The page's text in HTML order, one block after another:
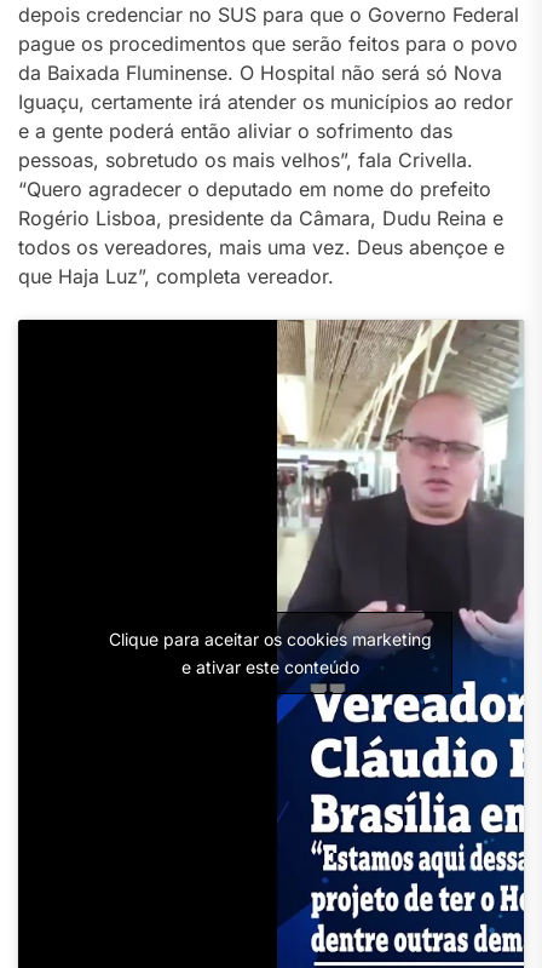
depois credenciar no SUS para que o Governo Federal
pague os procedimentos que serão feitos para o povo
da Baixada Fluminense. O Hospital não será só Nova
Iguaçu, certamente irá atender os municípios ao redor
e a gente poderá então aliviar o sofrimento das
pessoas, sobretudo os mais velhos”, fala Crivella.
“Quero agradecer o deputado em nome do prefeito
Rogério Lisboa, presidente da Câmara, Dudu Reina e
todos os vereadores, mais uma vez. Deus abençoe e
que Haja Luz”, completa vereador.
Clique para aceitar os cookies marketing
e ativar este conteúdo